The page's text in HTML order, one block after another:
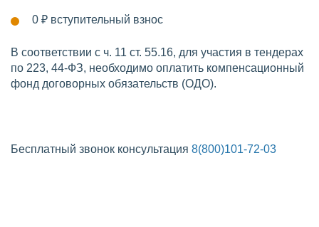
0 ₽ вступительный взнос
В соответствии с ч. 11 ст. 55.16, для участия в тендерах
по 223, 44-ФЗ, необходимо оплатить компенсационный
фонд договорных обязательств (ОДО).
Бесплатный звонок консультация 8(800)101-72-03